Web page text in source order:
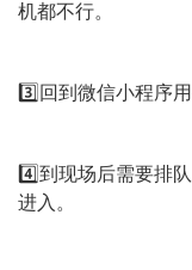
机都不行。
3️⃣回到微信小程序
4️⃣到现场后需要排
进入。